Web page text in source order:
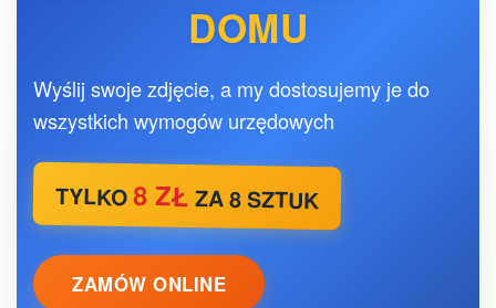
DOMU
Wyślij swoje zdjęcie, a my dostosujemy je do
wszystkich wymogów urzędowych
TYLKO8 ZŁZA 8 SZTUK
ZAMÓW ONLINE